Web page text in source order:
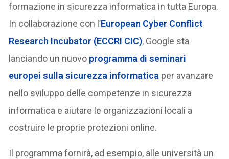
formazione in sicurezza informatica in tutta Europa.
In collaborazione con l’European Cyber Conflict
Research Incubator (ECCRI CIC), Google sta
lanciando un nuovo programma di seminari
europei sulla sicurezza informatica per avanzare
nello sviluppo delle competenze in sicurezza
informatica e aiutare le organizzazioni locali a
costruire le proprie protezioni online.
Il programma fornirà, ad esempio, alle università un